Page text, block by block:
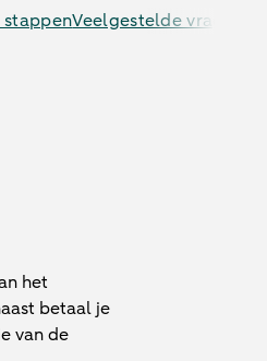
stappenVeelgestelde vragen
het
betaal je
van de